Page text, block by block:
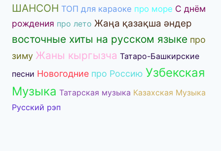
ШАНСОН ТОП для караоке про море С днём
рождения про лето Жаңа қазақша әндер
восточные хиты на русском языке про
зиму Жаны кыргызча Татаро-Башкирские
песни Новогодние про Россию Узбекская
Музыка Татарская музыка Казахская Музыка
Русский рэп